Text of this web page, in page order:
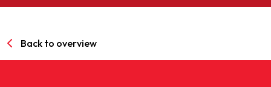
Back to overview